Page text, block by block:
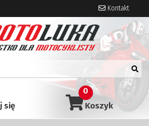
Kontakt
Koszyk
0
się